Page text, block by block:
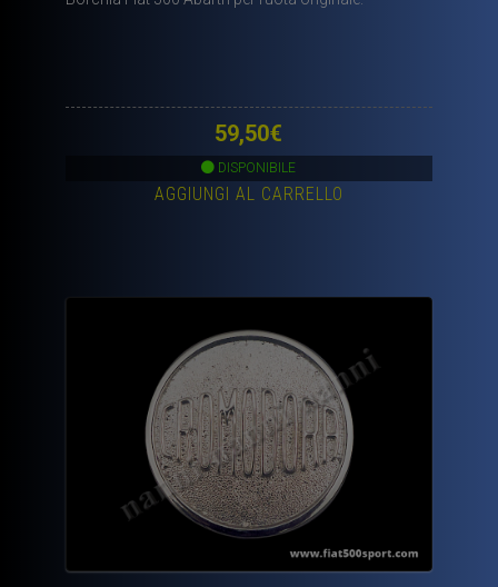
59,50€
DISPONIBILE
AGGIUNGI AL CARRELLO